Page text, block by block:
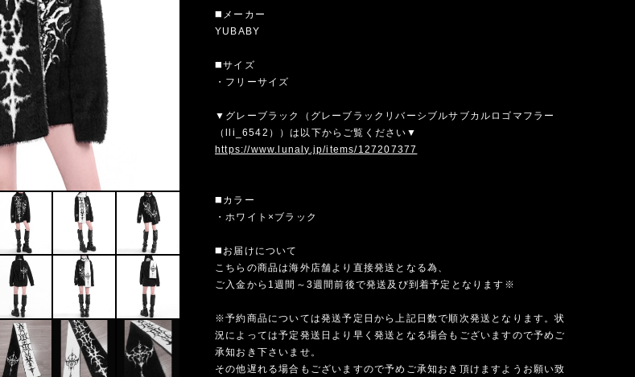
◼️メーカー
YUBABY
◼️サイズ
・フリーサイズ
▼グレーブラック（グレーブラックリバーシブルサブカルロゴマフラー
（lli_6542））は以下からご覧ください▼
https://www.lunaly.jp/items/127207377
◼️カラー
・ホワイト×ブラック
◼️お届けについて
こちらの商品は海外店舗より直接発送となる為、
ご入金から1週間～3週間前後で発送及び到着予定となります※
※予約商品については発送予定日から上記日数で順次発送となります。状
況によっては予定発送日より早く発送となる場合もございますので予めご
承知おき下さいませ。
その他遅れる場合もございますので予めご承知おき頂けますようお願い致